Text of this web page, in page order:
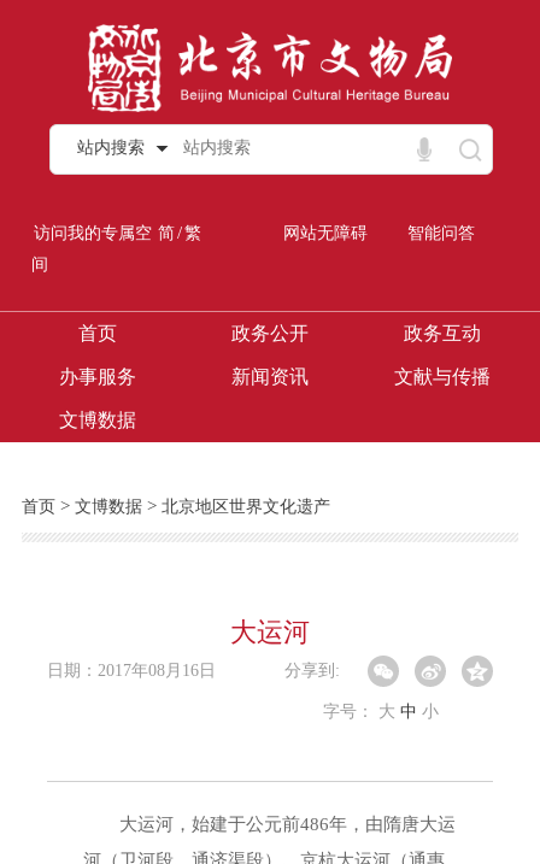
站内搜索
访问我的专属空
间
简/繁 网站无障碍 智能问答
首页 政务公开 政务互动
办事服务 新闻资讯 文献与传播
文博数据
首页> 文博数据> 北京地区世界文化遗产
大运河
日期：2017年08月16日 分享到:
字号： 大 中 小
大运河，始建于公元前486年，由隋唐大运